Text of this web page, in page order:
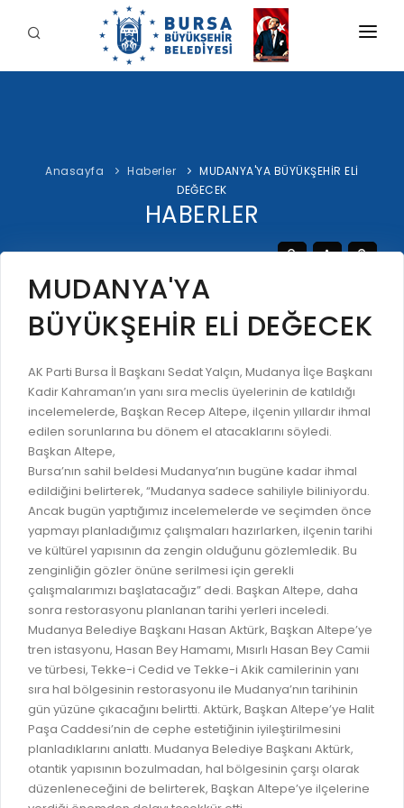
YETKİ VE SORUMLULUKLAR
TARİHÇE
ŞİRKETLER VE KURULUŞLAR
ETİK KOMİSYONU
LOGOLAR AMBLEMLER
BİLGİ EDİNME
MECLİS
MECLİS ÜYELERİ
KOMİSYON ÜYELERİ
MECLİS KARARLARI
MECLİS GÜNDEMİ VE KARAR ÖZETLERİ
YAYIN / PLAN / RAPOR
STRATEJİK PLANLAR
PERFORMANS PROGRAMI
BÜTÇE
FAALİYET RAPORLARI
KESİN HESAPLAR
Özgeçmiş
Görevleri
E-ÖDEME
BUSKİ E-ÖDEME
İLAN REKLAM E-BEYANNAME
YANGIN SİGORTA E-BEYANNAME
BAŞVURU / KAYIT / SORGU
ORKESTRA KAYIT
SEYAHAT KARTI SORGULAMA
BURSA AKADEMİ
ÜCRETSİZ WİFİ NOKTALARI
İTFAİYE RAPORU
ONLİNE KATI ATIK BAŞVURUSU
İTFAİYE OLAY KAYDI BAŞVURUSU
BADEM KAYIT
İHALE İLANLARI
DOĞRUDAN TEMİN İLANLARI
BURSA'YI KEŞFET
İLETİŞİM
Anasayfa Haberler
MUDANYA'YA BÜYÜKŞEHİR ELİ
DEĞECEK
HABERLER
MUDANYA'YA
BÜYÜKŞEHİR ELİ DEĞECEK
AK Parti Bursa İl Başkanı Sedat Yalçın, Mudanya İlçe Başkanı
Kadir Kahraman’ın yanı sıra meclis üyelerinin de katıldığı
incelemelerde, Başkan Recep Altepe, ilçenin yıllardır ihmal
edilen sorunlarına bu dönem el atacaklarını söyledi.
Başkan Altepe,
Bursa’nın sahil beldesi Mudanya’nın bugüne kadar ihmal
edildiğini belirterek, “Mudanya sadece sahiliyle biliniyordu.
Ancak bugün yaptığımız incelemelerde ve seçimden önce
yapmayı planladığımız çalışmaları hazırlarken, ilçenin tarihi
ve kültürel yapısının da zengin olduğunu gözlemledik. Bu
zenginliğin gözler önüne serilmesi için gerekli
çalışmalarımızı başlatacağız” dedi. Başkan Altepe, daha
sonra restorasyonu planlanan tarihi yerleri inceledi.
Mudanya Belediye Başkanı Hasan Aktürk, Başkan Altepe’ye
tren istasyonu, Hasan Bey Hamamı, Mısırlı Hasan Bey Camii
ve türbesi, Tekke-i Cedid ve Tekke-i Akik camilerinin yanı
sıra hal bölgesinin restorasyonu ile Mudanya’nın tarihinin
gün yüzüne çıkacağını belirtti. Aktürk, Başkan Altepe’ye Halit
Paşa Caddesi’nin de cephe estetiğinin iyileştirilmesini
planladıklarını anlattı. Mudanya Belediye Başkanı Aktürk,
otantik yapısının bozulmadan, hal bölgesinin çarşı olarak
düzenleneceğini de belirterek, Başkan Altepe’ye ilçelerine